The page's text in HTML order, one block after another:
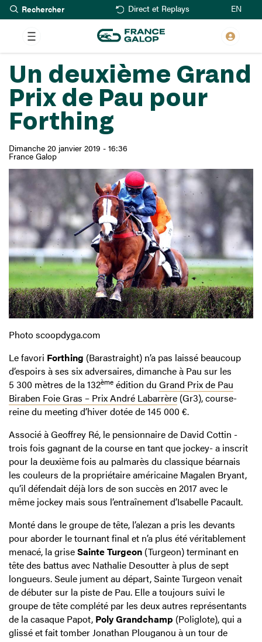
Aller
au
contenu
principal
Rechercher Direct et Replays EN
Un deuxième Grand
Prix de Pau pour
Forthing
Dimanche 20 janvier 2019 - 16:36
France Galop
Photo scoopdyga.com
Le favori Forthing (Barastraight) n’a pas laissé beaucoup
d’espoirs à ses six adversaires, dimanche à Pau sur les
5 300 mètres de la 132ème édition du Grand Prix de Pau
Biraben Foie Gras – Prix André Labarrère (Gr3), course-
reine du meeting d’hiver dotée de 145 000 €.
Associé à Geoffrey Ré, le pensionnaire de David Cottin -
trois fois gagnant de la course en tant que jockey- a inscrit
pour la deuxième fois au palmarès du classique béarnais
les couleurs de la propriétaire américaine Magalen Bryant,
qu’il défendait déjà lors de son succès en 2017 avec le
même jockey mais sous l’entraînement d’Isabelle Pacault.
Monté dans le groupe de tête, l’alezan a pris les devants
pour aborder le tournant final et n’a plus été véritablement
menacé, la griseSainte Turgeon (Turgeon) terminant en
tête des battus avec Nathalie Desoutter à plus de sept
longueurs. Seule jument au départ, Sainte Turgeon venait
de débuter sur la piste de Pau. Elle a toujours suivi le
groupe de tête complété par les deux autres représentants
de la casaque Papot, Poly Grandchamp (Poliglote), qui a
glissé et fait tomber Jonathan Plouganou à un tour de